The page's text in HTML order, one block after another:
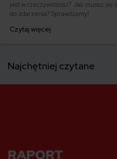
jest w rzeczywistości? Jak musisz się
do zdarzenia? Sprawdzamy!
Czytaj więcej
Najchętniej czytane